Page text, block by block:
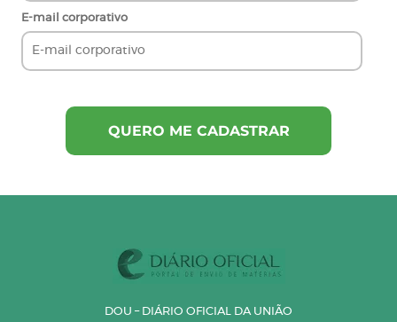
E-mail corporativo
DOU – DIÁRIO OFICIAL DA UNIÃO